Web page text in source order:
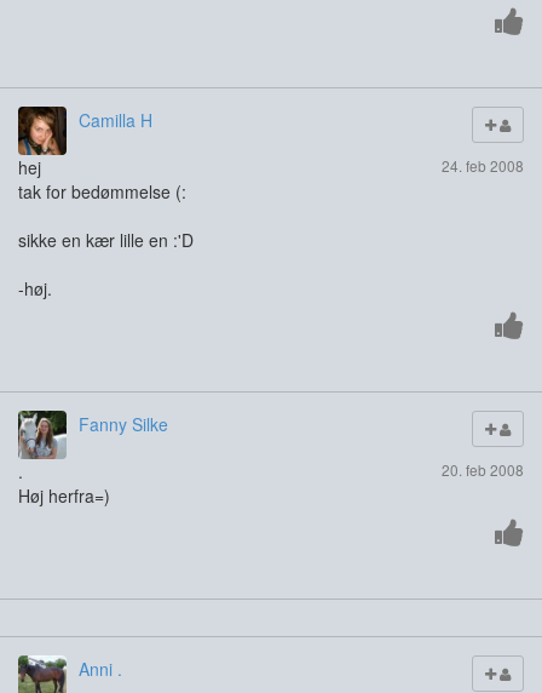
Camilla H
24. feb 2008
hej
tak for bedømmelse (:
sikke en kær lille en :'D
-høj.
Fanny Silke
20. feb 2008
.
Høj herfra=)
Anni .